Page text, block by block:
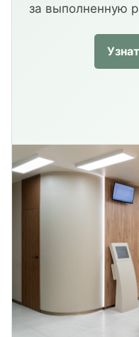
за выполненную